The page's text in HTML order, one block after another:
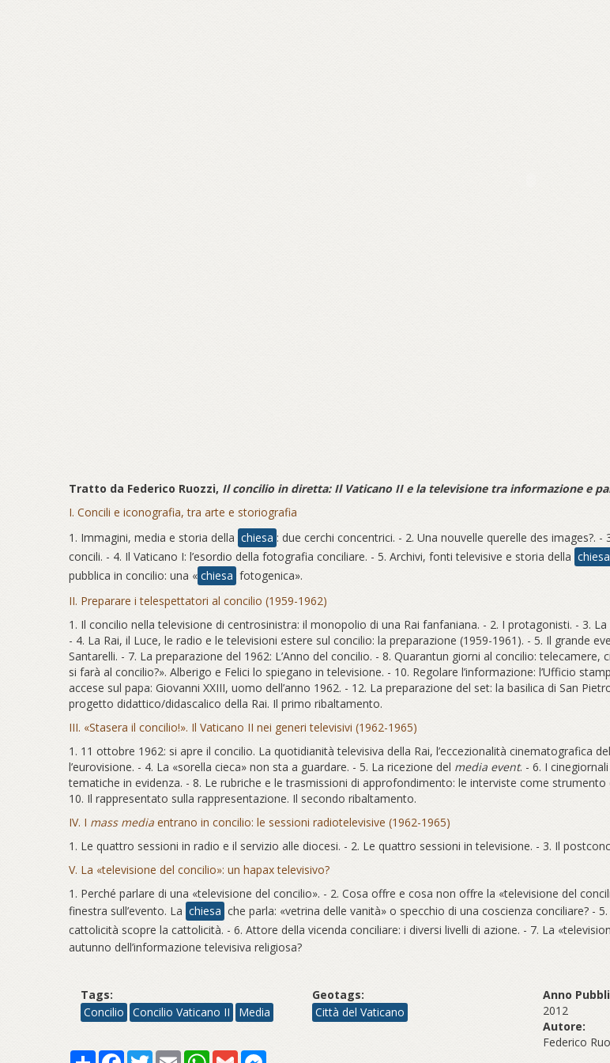
Tratto da Federico Ruozzi, Il concilio in diretta: Il Vaticano II e la televisione tra informazione e
I. Concili e iconografia, tra arte e storiografia
1. Immagini, media e storia della chiesa : due cerchi concentrici. - 2. Una nouvelle querelle des images?.
concili. - 4. Il Vaticano I: l’esordio della fotografia conciliare. - 5. Archivi, fonti televisive e storia della chiesa
pubblica in concilio: una « chiesa fotogenica».
II. Preparare i telespettatori al concilio (1959-1962)
1. Il concilio nella televisione di centrosinistra: il monopolio di una Rai fanfaniana. - 2. I protagonisti. - 3.
- 4. La Rai, il Luce, le radio e le televisioni estere sul concilio: la preparazione (1959-1961). - 5. Il grande
Santarelli. - 7. La preparazione del 1962: L’Anno del concilio. - 8. Quarantun giorni al concilio:
si farà al concilio?». Alberigo e Felici lo spiegano in televisione. - 10. Regolare l’informazione: l’Ufficio
accese sul papa: Giovanni XXIII, uomo dell’anno 1962. - 12. La preparazione del set: la basilica di San
progetto didattico/didascalico della Rai. Il primo ribaltamento.
III. «Stasera il concilio!». Il Vaticano II nei generi televisivi (1962-1965)
1. 11 ottobre 1962: si apre il concilio. La quotidianità televisiva della Rai, l’eccezionalità cinematografica
l’eurovisione. - 4. La «sorella cieca» non sta a guardare. - 5. La ricezione del media event. - 6. I
tematiche in evidenza. - 8. Le rubriche e le trasmissioni di approfondimento: le interviste come
10. Il rappresentato sulla rappresentazione. Il secondo ribaltamento.
IV. I mass media entrano in concilio: le sessioni radiotelevisive (1962-1965)
1. Le quattro sessioni in radio e il servizio alle diocesi. - 2. Le quattro sessioni in televisione. - 3. Il
V. La «televisione del concilio»: un hapax televisivo?
1. Perché parlare di una «televisione del concilio». - 2. Cosa offre e cosa non offre la «televisione del
finestra sull’evento. La chiesa che parla: «vetrina delle vanità» o specchio di una coscienza conciliare? -
cattolicità scopre la cattolicità. - 6. Attore della vicenda conciliare: i diversi livelli di azione. - 7. La
autunno dell’informazione televisiva religiosa?
Tags:
Concilio
Concilio Vaticano II Media
Geotags:
Città del Vaticano
Anno
2012
Autore:
Federico
Share Facebook
TwitterEmail WhatsApp
Gmail